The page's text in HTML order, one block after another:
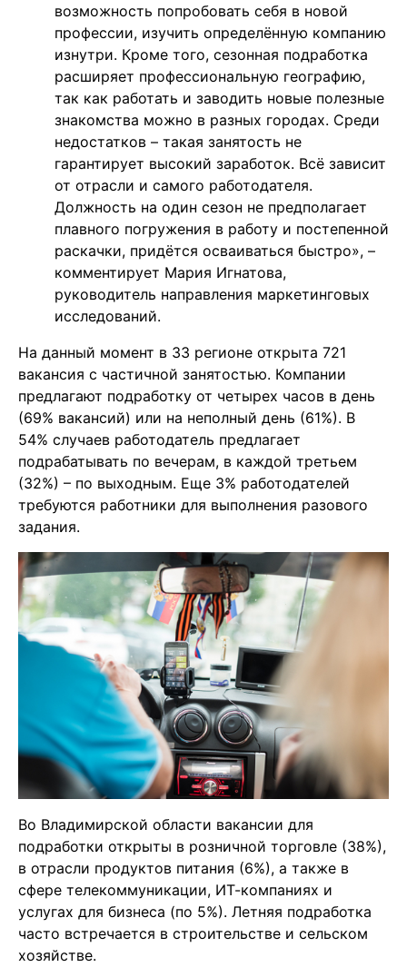
возможность попробовать себя в новой
профессии, изучить определённую компанию
изнутри. Кроме того, сезонная подработка
расширяет профессиональную географию,
так как работать и заводить новые полезные
знакомства можно в разных городах. Среди
недостатков – такая занятость не
гарантирует высокий заработок. Всё зависит
от отрасли и самого работодателя.
Должность на один сезон не предполагает
плавного погружения в работу и постепенной
раскачки, придётся осваиваться быстро», –
комментирует Мария Игнатова,
руководитель направления маркетинговых
исследований.
На данный момент в 33 регионе открыта 721
вакансия с частичной занятостью. Компании
предлагают подработку от четырех часов в день
(69% вакансий) или на неполный день (61%). В
54% случаев работодатель предлагает
подрабатывать по вечерам, в каждой третьем
(32%) – по выходным. Еще 3% работодателей
требуются работники для выполнения разового
задания.
Во Владимирской области вакансии для
подработки открыты в розничной торговле (38%),
в отрасли продуктов питания (6%), а также в
сфере телекоммуникации, ИТ-компаниях и
услугах для бизнеса (по 5%). Летняя подработка
часто встречается в строительстве и сельском
хозяйстве.